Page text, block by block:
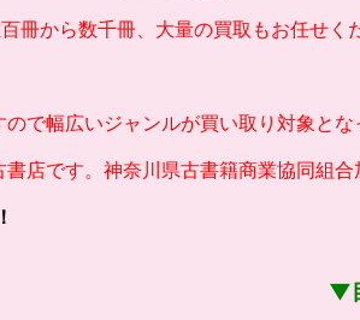
冊から数千冊、大量の買取もお任せく
で幅広いジャンルが買い取り対象とな
店です。 神奈川県古書籍商業協同組
▼